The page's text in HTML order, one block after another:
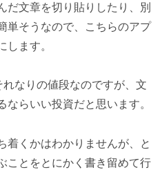
だ文章を切り貼りしたり、別
単そうなので、こちらのアプ
します。
れなりの値段なのですが、文
らいい投資だと思います。
着くかはわかりませんが、と
ことをとにかく書き留めて行